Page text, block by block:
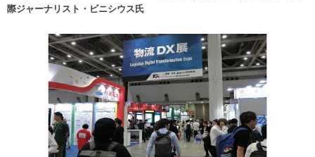
際ジャーナリスト・ビニシウス氏